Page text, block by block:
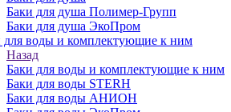
Баки для душа Полимер-Групп
Баки для душа ЭкоПром
для воды и комплектующие к ним
Назад
Баки для воды и комплектующие к ним
Баки для воды STERH
Баки для воды АНИОН